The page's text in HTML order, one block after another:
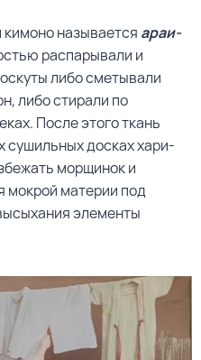
называется араи-
распарывали и
либо сметывали
либо стирали по
После этого ткань
сушильных досках хари-
морщинок и
мокрой материи под
элементы